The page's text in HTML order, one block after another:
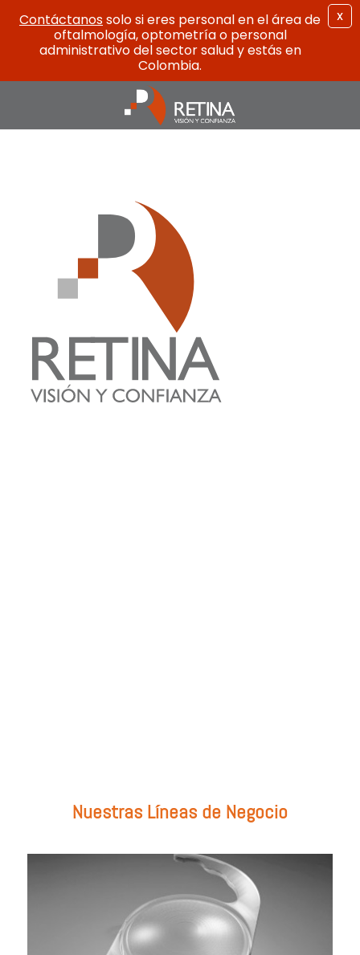
Nuestras Líneas de Negocio
Contáctanossolo si eres personal en el área de
oftalmología, optometría o personal
administrativo del sector salud y estás en
Colombia.
X